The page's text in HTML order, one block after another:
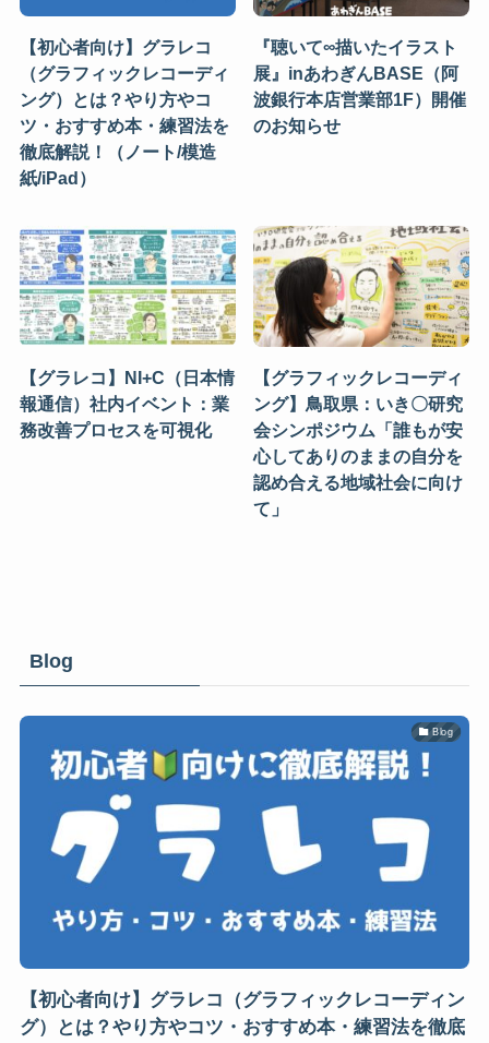
【初心者向け】グラレコ
（グラフィックレコーディ
ング）とは？やり方やコ
ツ・おすすめ本・練習法を
徹底解説！（ノート/模造
紙/iPad）
『聴いて∞描いたイラスト
展』inあわぎんBASE（阿
波銀行本店営業部1F）開催
のお知らせ
【グラレコ】NI+C（日本情
報通信）社内イベント：業
務改善プロセスを可視化
【グラフィックレコーディ
ング】鳥取県：いき〇研究
会シンポジウム「誰もが安
心してありのままの自分を
認め合える地域社会に向け
て」
Blog
Blog
【初心者向け】グラレコ（グラフィックレコーディン
グ）とは？やり方やコツ・おすすめ本・練習法を徹底